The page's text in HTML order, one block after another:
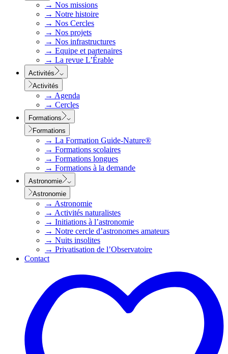
→ Nos missions
→ Notre histoire
→ Nos Cercles
→ Nos projets
→ Nos infrastructures
→ Equipe et partenaires
→ La revue L’Érable
Activités
Activités
→ Agenda
→ Cercles
Formations
Formations
→ La Formation Guide-Nature®
→ Formations scolaires
→ Formations longues
→ Formations à la demande
Astronomie
Astronomie
→ Astronomie
→ Activités naturalistes
→ Initiations à l’astronomie
→ Notre cercle d’astronomes amateurs
→ Nuits insolites
→ Privatisation de l’Observatoire
Contact